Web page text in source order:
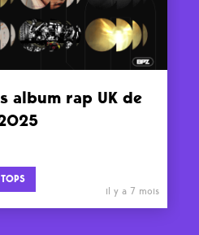
album rap UK de
TOPS
il y a 7 mois